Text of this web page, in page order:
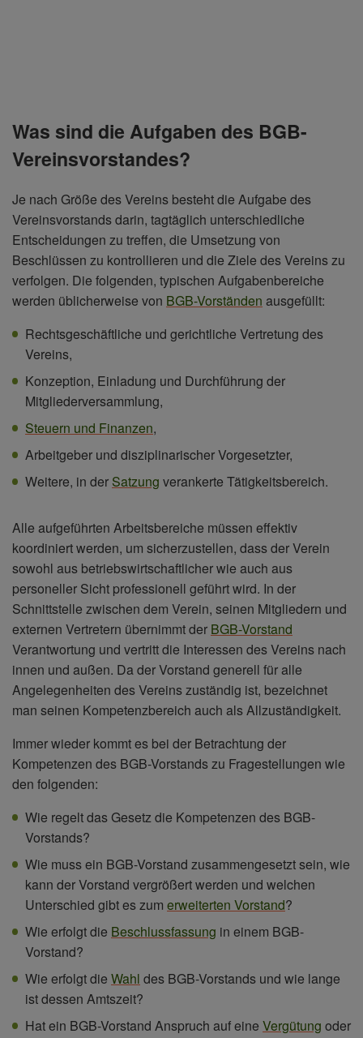
Was sind die Aufgaben des BGB-
Vereinsvorstandes?
Je nach Größe des Vereins besteht die Aufgabe des
Vereinsvorstands darin, tagtäglich unterschiedliche
Entscheidungen zu treffen, die Umsetzung von
Beschlüssen zu kontrollieren und die Ziele des Vereins zu
verfolgen. Die folgenden, typischen Aufgabenbereiche
werden üblicherweise von BGB-Vorständen ausgefüllt:
Rechtsgeschäftliche und gerichtliche Vertretung des
Vereins,
Konzeption, Einladung und Durchführung der
Mitgliederversammlung,
Steuern und Finanzen,
Arbeitgeber und disziplinarischer Vorgesetzter,
Weitere, in der Satzung verankerte Tätigkeitsbereich.
Alle aufgeführten Arbeitsbereiche müssen effektiv
koordiniert werden, um sicherzustellen, dass der Verein
sowohl aus betriebswirtschaftlicher wie auch aus
personeller Sicht professionell geführt wird. In der
Schnittstelle zwischen dem Verein, seinen Mitgliedern und
externen Vertretern übernimmt der BGB-Vorstand
Verantwortung und vertritt die Interessen des Vereins nach
innen und außen. Da der Vorstand generell für alle
Angelegenheiten des Vereins zuständig ist, bezeichnet
man seinen Kompetenzbereich auch als Allzuständigkeit.
Immer wieder kommt es bei der Betrachtung der
Kompetenzen des BGB-Vorstands zu Fragestellungen wie
den folgenden:
Wie regelt das Gesetz die Kompetenzen des BGB-
Vorstands?
Wie muss ein BGB-Vorstand zusammengesetzt sein, wie
kann der Vorstand vergrößert werden und welchen
Unterschied gibt es zum erweiterten Vorstand?
Wie erfolgt die Beschlussfassung in einem BGB-
Vorstand?
Wie erfolgt die Wahl des BGB-Vorstands und wie lange
ist dessen Amtszeit?
Hat ein BGB-Vorstand Anspruch auf eine Vergütung oder